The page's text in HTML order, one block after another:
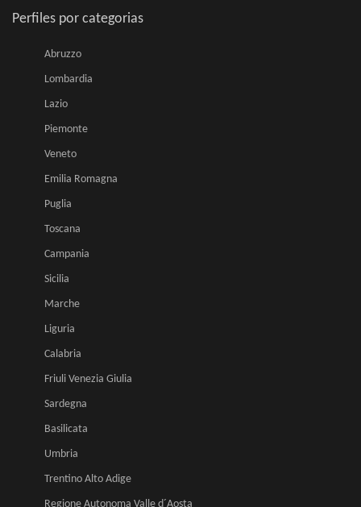
Perfiles por categorias
Abruzzo
Lombardia
Lazio
Piemonte
Veneto
Emilia Romagna
Puglia
Toscana
Campania
Sicilia
Marche
Liguria
Calabria
Friuli Venezia Giulia
Sardegna
Basilicata
Umbria
Trentino Alto Adige
Regione Autonoma Valle d´Aosta